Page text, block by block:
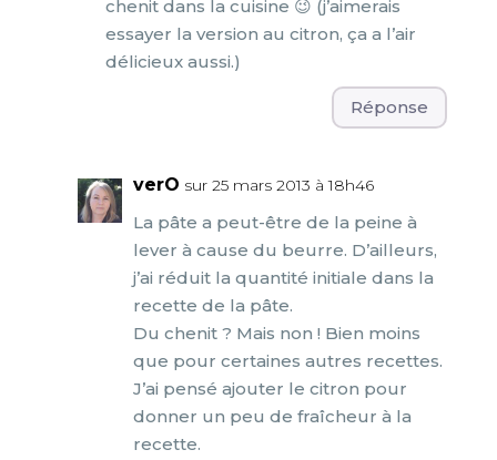
chenit dans la cuisine 😉 (j’aimerais
essayer la version au citron, ça a l’air
délicieux aussi.)
Réponse
verO sur 25 mars 2013 à 18h46
La pâte a peut-être de la peine à
lever à cause du beurre. D’ailleurs,
j’ai réduit la quantité initiale dans la
recette de la pâte.
Du chenit ? Mais non ! Bien moins
que pour certaines autres recettes.
J’ai pensé ajouter le citron pour
donner un peu de fraîcheur à la
recette.